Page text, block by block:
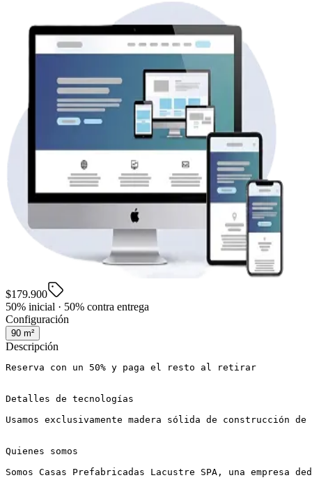
$179.900
50% inicial · 50% contra entrega
Configuración
90 m²
Descripción
Reserva con un 50% y paga el resto al retirar
Detalles de tecnologías
Usamos exclusivamente madera sólida de
Quienes somos
Somos Casas Prefabricadas Lacustre SPA, una